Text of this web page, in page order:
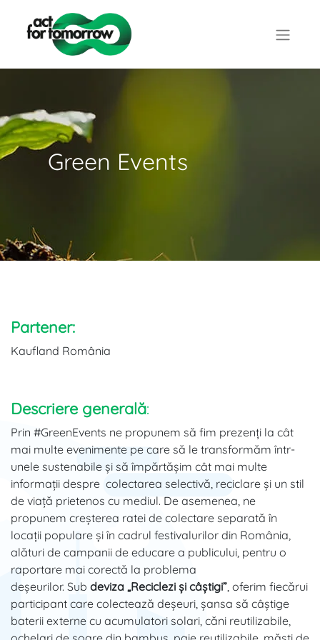
Green Events
Partener:
Kaufland România
Descriere generală:
Prin #GreenEvents ne propunem să fim prezenți la cât
mai multe evenimente pe care să le transformăm într-
unele sustenabile și să împărtășim cât mai multe
informații despre colectarea selectivă, reciclare și un stil
de viață prietenos cu mediul. De asemenea, ne
propunem creșterea ratei de colectare separată în
locații populare și în cadrul festivalurilor din România,
alături de campanii de educare a publicului, pentru o
raportare mai corectă la problema
deșeurilor. Sub deviza „Reciclezi și câștigi” , oferim fiecărui
participant care colectează deșeuri, șansa să câștige
baterii externe cu acumulatori solari, căni reutilizabile,